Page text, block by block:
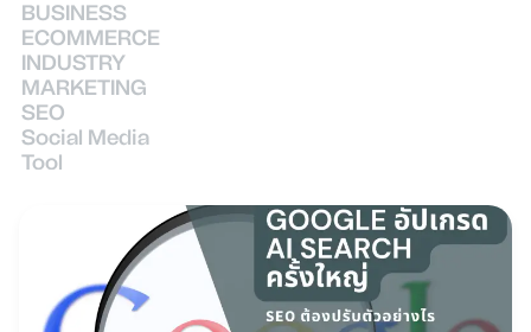
BUSINESS
ECOMMERCE
INDUSTRY
MARKETING
SEO
Social Media
Tool